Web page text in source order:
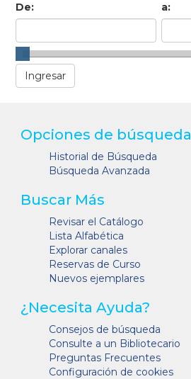
De:
a:
Opciones de búsqueda
Historial de Búsqueda
Búsqueda Avanzada
Buscar Más
Revisar el Catálogo
Lista Alfabética
Explorar canales
Reservas de Curso
Nuevos ejemplares
¿Necesita Ayuda?
Consejos de búsqueda
Consulte a un Bibliotecario
Preguntas Frecuentes
Configuración de cookies